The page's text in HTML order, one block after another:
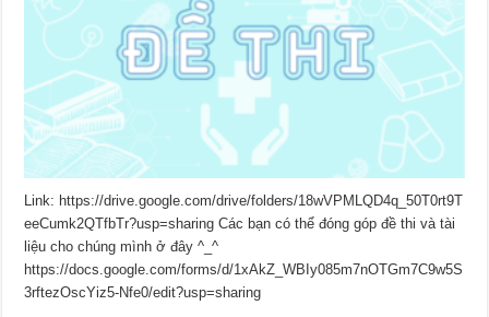
Link: https://drive.google.com/drive/folders/18wVPMLQD4q_50T0rt9T
eeCumk2QTfbTr?usp=sharing Các bạn có thể đóng góp đề thi và tài
liệu cho chúng mình ở đây ^_^
https://docs.google.com/forms/d/1xAkZ_WBIy085m7nOTGm7C9w5S
3rftezOscYiz5-Nfe0/edit?usp=sharing